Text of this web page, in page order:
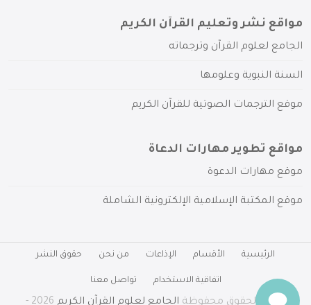
مواقع نشر وتعليم القرآن الكريم
الجامع لعلوم القرآن وترجماته
السنة النبوية وعلومها
موقع الترجمات الصوتية للقرآن الكريم
مواقع تطوير مهارات الدعاة
موقع مهارات الدعوة
موقع المكتبة الإسلامية الإلكترونية الشاملة
الرئيسية الأقسام الإذاعات من نحن حقوق النشر
اتفاقية الاستخدام تواصل معنا
جميع الحقوق محفوظة الجامع لعلوم القرآن الكريم 2026 -